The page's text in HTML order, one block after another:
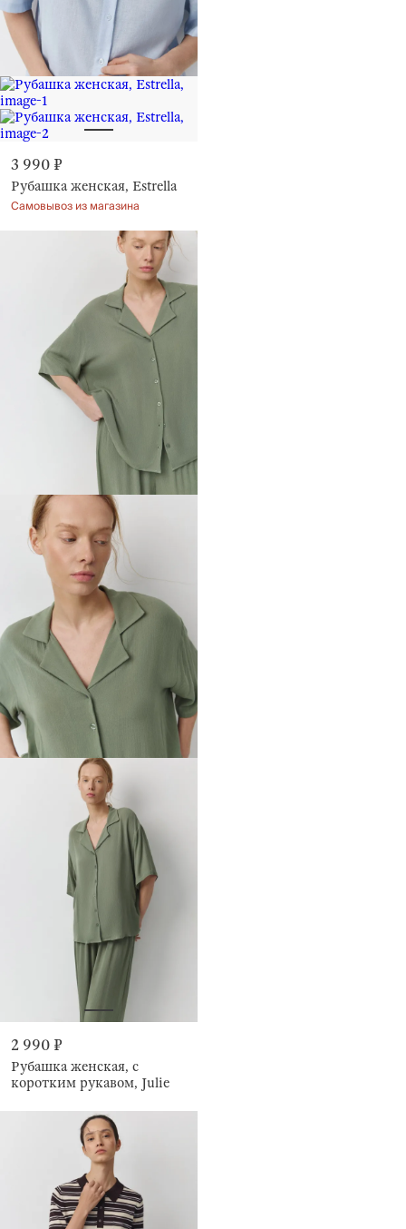
3 990 ₽
Рубашка женская, Estrella
Самовывоз из магазина
2 990 ₽
Рубашка женская, с
коротким рукавом, Julie